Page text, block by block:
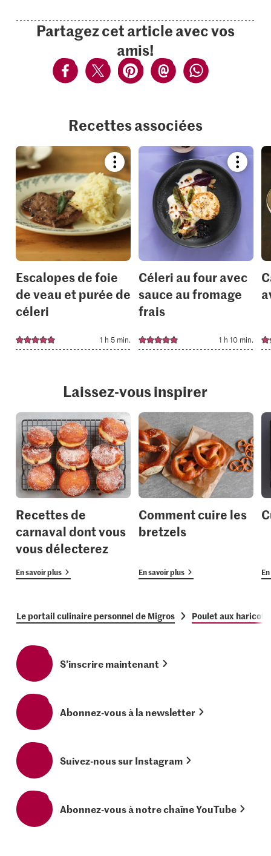
Partagez cet article avec vos
amis!
Recettes associées
Bookmark
recipe
or
add
it
to
your
collections.
Escalopes de foie
de veau et purée de
céleri
1 h 5 min.
recipe
or
add
it
to
your
Céleri au four avec
sauce au fromage
frais
1 h 10 min.
Laissez-vous inspirer
Recettes de
carnaval dont vous
vous délecterez
En savoir plus
Comment cuire les
bretzels
En savoir plus
Le portail culinaire personnel de Migros Poulet aux
S’inscrire maintenant
Abonnez-vous à la newsletter
Suivez-nous sur Instagram
Abonnez-vous à notre chaîne YouTube